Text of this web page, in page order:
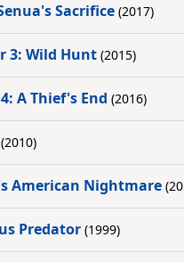
Sacrifice (2017)
3: Wild Hunt (2015)
A Thief's End (2016)
(2010)
American Nightmare
Predator (1999)